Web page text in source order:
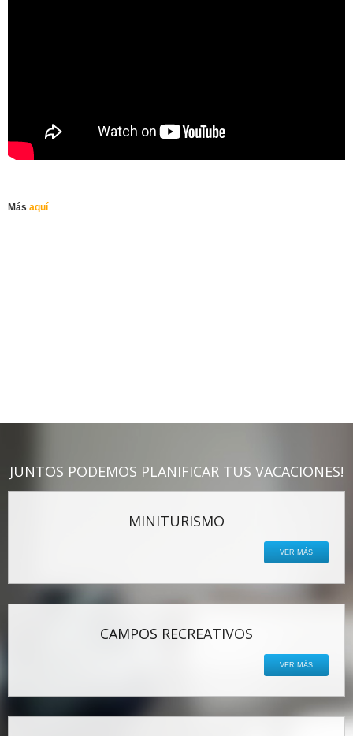
Más aquí
JUNTOS PODEMOS PLANIFICAR TUS VACACIONES!
MINITURISMO
VER MÁS
CAMPOS RECREATIVOS
VER MÁS